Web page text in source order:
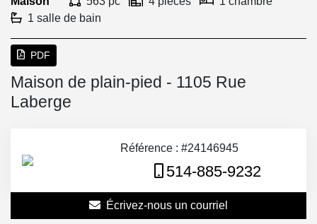
1 salle de bain
PDF
Maison de plain-pied - 1105 Rue
Laberge
Référence : #24146945
514-885-9232
Écrivez-nous un courriel